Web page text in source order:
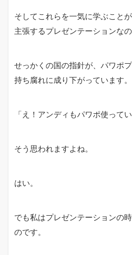
そしてこれらを一気に学ぶこと
主張するプレゼンテーションなの
せっかくの国の指針が、パワポ
持ち腐れに成り下がっています。
「え！アンディもパワポ使って
そう思われますよね。
はい。
でも私はプレゼンテーションの
のです。